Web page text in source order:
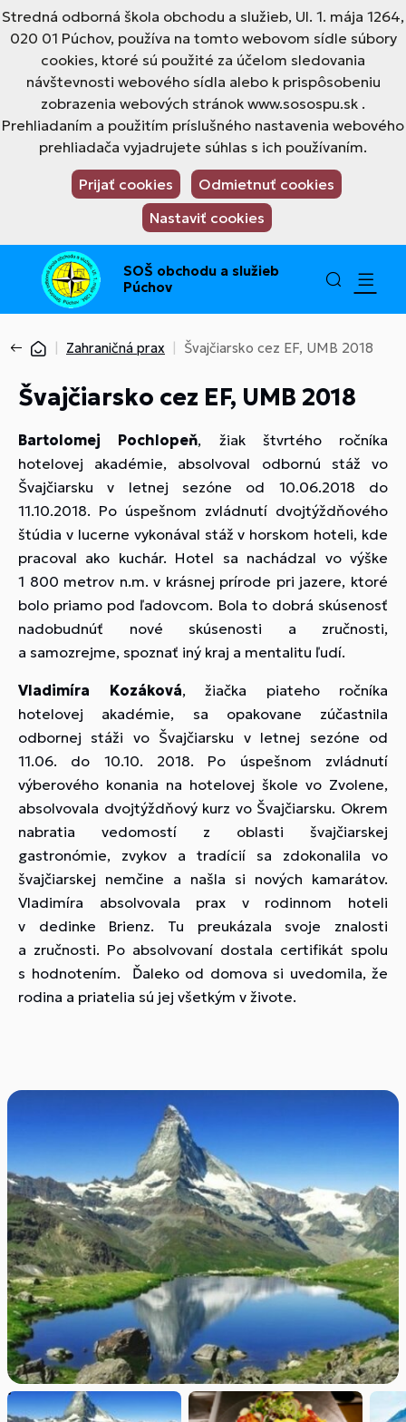
Stredná odborná škola obchodu a služieb, Ul. 1. mája 1264,
020 01 Púchov, používa na tomto webovom sídle súbory
cookies, ktoré sú použité za účelom sledovania
návštevnosti webového sídla alebo k prispôsobeniu
zobrazenia webových stránok www.sosospu.sk .
Prehliadaním a použitím príslušného nastavenia webového
prehliadača vyjadrujete súhlas s ich používaním.
Prijať cookies
Odmietnuť cookies
Nastaviť cookies
SOŠ obchodu a služieb
Púchov
Zahraničná prax Švajčiarsko cez EF, UMB 2018
Švajčiarsko cez EF, UMB 2018
Bartolomej Pochlopeň, žiak štvrtého ročníka
hotelovej akadémie, absolvoval odbornú stáž vo
Švajčiarsku v letnej sezóne od 10.06.2018 do
11.10.2018. Po úspešnom zvládnutí dvojtýždňového
štúdia v lucerne vykonával stáž v horskom hoteli, kde
pracoval ako kuchár. Hotel sa nachádzal vo výške
1 800 metrov n.m. v krásnej prírode pri jazere, ktoré
bolo priamo pod ľadovcom. Bola to dobrá skúsenosť
nadobudnúť nové skúsenosti a zručnosti,
a samozrejme, spoznať iný kraj a mentalitu ľudí.
Vladimíra Kozáková, žiačka piateho ročníka
hotelovej akadémie, sa opakovane zúčastnila
odbornej stáži vo Švajčiarsku v letnej sezóne od
11.06. do 10.10. 2018. Po úspešnom zvládnutí
výberového konania na hotelovej škole vo Zvolene,
absolvovala dvojtýždňový kurz vo Švajčiarsku. Okrem
nabratia vedomostí z oblasti švajčiarskej
gastronómie, zvykov a tradícií sa zdokonalila vo
švajčiarskej nemčine a našla si nových kamarátov.
Vladimíra absolvovala prax v rodinnom hoteli
v dedinke Brienz. Tu preukázala svoje znalosti
a zručnosti. Po absolvovaní dostala certifikát spolu
s hodnotením. Ďaleko od domova si uvedomila, že
rodina a priatelia sú jej všetkým v živote.